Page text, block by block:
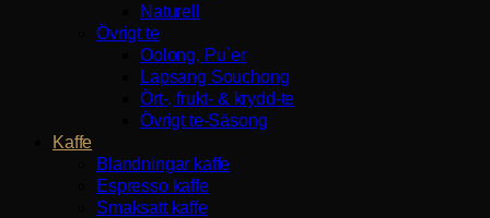
Naturell
Övrigt te
Oolong, Pu`er
Lapsang Souchong
Ört-, frukt- & krydd-te
Övrigt te-Säsong
Kaffe
Blandningar kaffe
Espresso kaffe
Smaksatt kaffe